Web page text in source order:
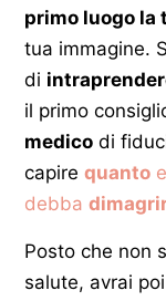
primo luogo la
tua immagine.
di
il primo
medico di
capire quanto
debba
Posto che non
salute, avrai